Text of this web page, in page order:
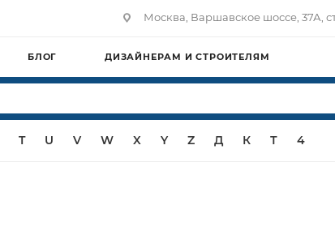
Москва, Варшавское шоссе, 37А,
БЛОГ ДИЗАЙНЕРАМ И СТРОИТЕЛЯМ
T U V W X Y Z Д К Т 4